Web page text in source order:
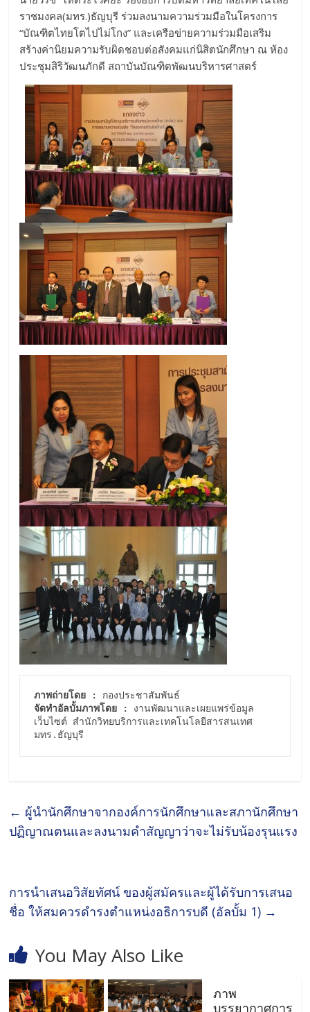
ราชมงคล(มทร.)ธัญบุรี ร่วมลงนามความร่วมมือในโครงการ
“บัณฑิตไทยโตไปไม่โกง” และเครือข่ายความร่วมมือเสริม
สร้างค่านิยมความรับผิดชอบต่อสังคมแก่นิสิตนักศึกษา ณ ห้อง
ประชุมสิริวัฒนภักดี สถาบันบัณฑิตพัฒนบริหารศาสตร์
ภาพถ่ายโดย :
จัดทำอัลบั้มภาพโดย :
งานพัฒนาและเผยแพร่ข้อมูล
เว็บไซต์ สำนักวิทยบริการและเทคโนโลยีสารสนเทศ
มทร.ธัญบุรี
← ผู้นำนักศึกษาจากองค์การนักศึกษาและสภานักศึกษา
ปฏิญาณตนและลงนามคำสัญญาว่าจะไม่รับน้องรุนแรง
การนำเสนอวิสัยทัศน์ ของผู้สมัครและผู้ได้รับการเสนอ
ชื่อ ให้สมควรดำรงตำแหน่งอธิการบดี (อัลบั้ม 1) →
You May Also Like
ภาพ
บรรยากาศการ